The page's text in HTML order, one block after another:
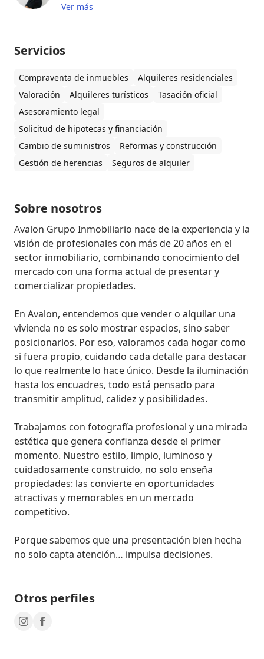
Ver más
Servicios
Compraventa de inmuebles
Alquileres residenciales
Valoración
Alquileres turísticos
Tasación oficial
Asesoramiento legal
Solicitud de hipotecas y financiación
Cambio de suministros
Reformas y construcción
Gestión de herencias
Seguros de alquiler
Sobre nosotros
Avalon Grupo Inmobiliario nace de la experiencia y la
visión de profesionales con más de 20 años en el
sector inmobiliario, combinando conocimiento del
mercado con una forma actual de presentar y
comercializar propiedades.
En Avalon, entendemos que vender o alquilar una
vivienda no es solo mostrar espacios, sino saber
posicionarlos. Por eso, valoramos cada hogar como
si fuera propio, cuidando cada detalle para destacar
lo que realmente lo hace único. Desde la iluminación
hasta los encuadres, todo está pensado para
transmitir amplitud, calidez y posibilidades.
Trabajamos con fotografía profesional y una mirada
estética que genera confianza desde el primer
momento. Nuestro estilo, limpio, luminoso y
cuidadosamente construido, no solo enseña
propiedades: las convierte en oportunidades
atractivas y memorables en un mercado
competitivo.
Porque sabemos que una presentación bien hecha
no solo capta atención… impulsa decisiones.
Otros perfiles